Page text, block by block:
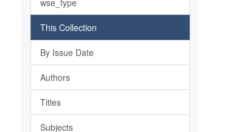
wse_type
This Collection
By Issue Date
Authors
Titles
Subjects